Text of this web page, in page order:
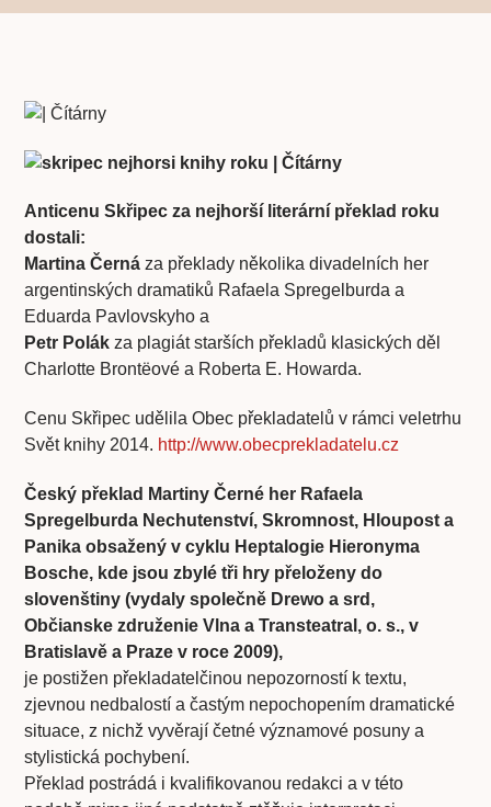
Anticenu Skřipec za nejhorší literární překlad roku
dostali:
Martina Černá za překlady několika divadelních her
argentinských dramatiků Rafaela Spregelburda a
Eduarda Pavlovskyho a
Petr Polák za plagiát starších překladů klasických děl
Charlotte Brontëové a Roberta E. Howarda.
Cenu Skřipec udělila Obec překladatelů v rámci veletrhu
Svět knihy 2014. http://www.obecprekladatelu.cz
Český překlad Martiny Černé her Rafaela
Spregelburda Nechutenství, Skromnost, Hloupost a
Panika obsažený v cyklu Heptalogie Hieronyma
Bosche, kde jsou zbylé tři hry přeloženy do
slovenštiny (vydaly společně Drewo a srd,
Občianske združenie Vlna a Transteatral, o. s., v
Bratislavě a Praze v roce 2009),
je postižen překladatelčinou nepozorností k textu,
zjevnou nedbalostí a častým nepochopením dramatické
situace, z nichž vyvěrají četné významové posuny a
stylistická pochybení.
Překlad postrádá i kvalifikovanou redakci a v této